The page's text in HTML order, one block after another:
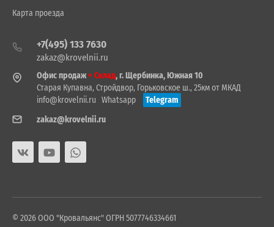
Карта проезда
+7(495) 133 7630
zakaz@krovelnii.ru
Офис продаж+ Склад, г. Щербинка, Южная 10
Старая Купавна, Стройдвор, Горьковское ш., 25км от МКАД
info@krovelnii.ru Whatsapp
Telegram
zakaz@krovelnii.ru
© 2026 ООО "Кровальянс" ОГРН 5077746334661